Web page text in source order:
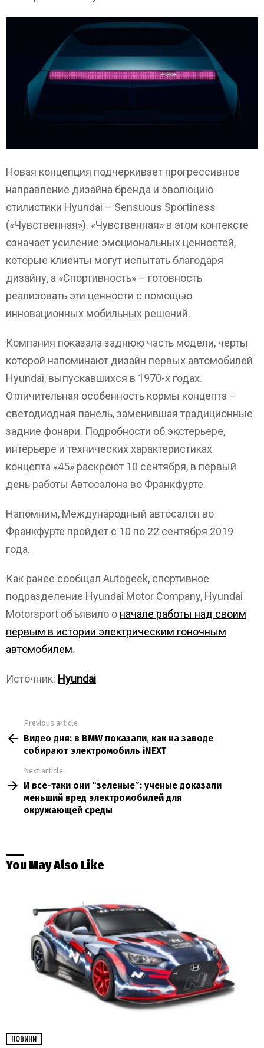
Новая концепция подчеркивает прогрессивное
направление дизайна бренда и эволюцию
стилистики Hyundai – Sensuous Sportiness
(«Чувственная»). «Чувственная» в этом контексте
означает усиление эмоциональных ценностей,
которые клиенты могут испытать благодаря
дизайну, а «Спортивность» – готовность
реализовать эти ценности с помощью
инновационных мобильных решений.
Компания показала заднюю часть модели, черты
которой напоминают дизайн первых автомобилей
Hyundai, выпускавшихся в 1970-х годах.
Отличительная особенность кормы концепта –
светодиодная панель, заменившая традиционные
задние фонари. Подробности об экстерьере,
интерьере и технических характеристиках
концепта «45» раскроют 10 сентября, в первый
день работы Автосалона во Франкфурте.
Напомним, Международный автосалон во
Франкфурте пройдет с 10 по 22 сентября 2019
года.
Как ранее сообщал Autogeek, спортивное
подразделение Hyundai Motor Company, Hyundai
Motorsport объявило о начале работы над своим
первым в истории электрическим гоночным
автомобилем.
Источник: Hyundai
more
Previous article
Видео дня: в BMW показали, как на заводе
собирают электромобиль iNEXT
Next article
И все-таки они “зеленые”: ученые доказали
меньший вред электромобилей для
окружающей среды
You May Also Like
НОВИНИ